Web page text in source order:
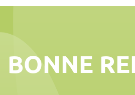
BONNE